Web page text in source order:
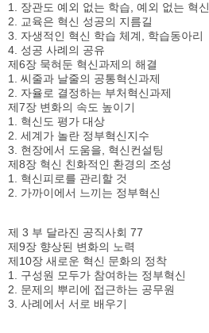
1. 장관도 예외 없는 학습, 예외 없는 혁신
2. 교육은 혁신 성공의 지름길
3. 자생적인 혁신 학습 체계, 학습동아리
4. 성공 사례의 공유
제6장 묵혀둔 혁신과제의 해결
1. 씨줄과 날줄의 공통혁신과제
2. 자율로 결정하는 부처혁신과제
제7장 변화의 속도 높이기
1. 혁신도 평가 대상
2. 세계가 놀란 정부혁신지수
3. 현장에서 도움을, 혁신컨설팅
제8장 혁신 친화적인 환경의 조성
1. 혁신피로를 관리할 것
2. 가까이에서 느끼는 정부혁신
제 3 부 달라진 공직사회 77
제9장 향상된 변화의 노력
제10장 새로운 혁신 문화의 정착
1. 구성원 모두가 참여하는 정부혁신
2. 문제의 뿌리에 접근하는 공무원
3. 사례에서 서로 배우기